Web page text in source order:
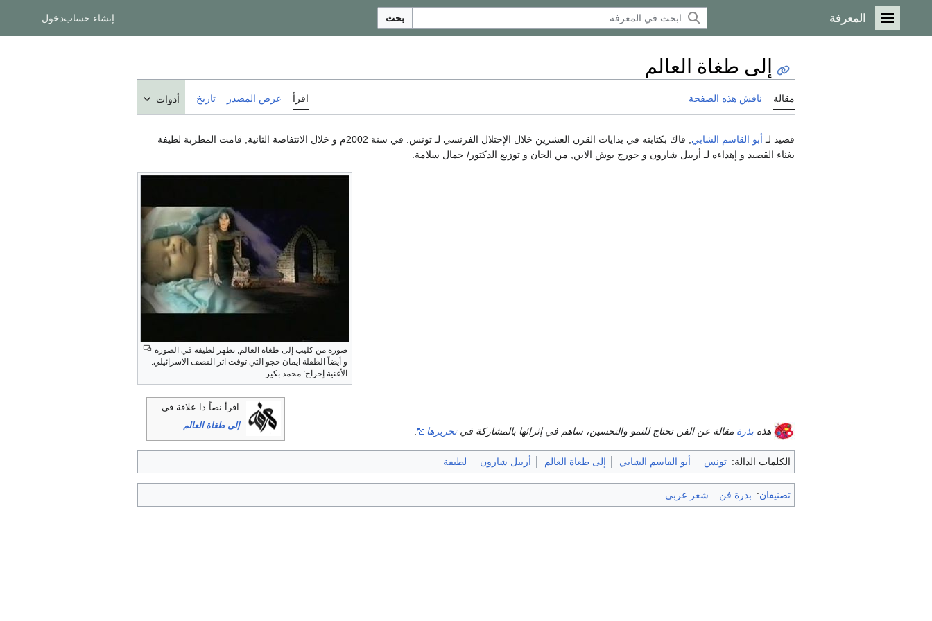
القائمة الرئيسية
المعرفة بحث إنشاء حسابدخول
إلى طغاة العالم
مقالة ناقش هذه الصفحة اقرأ عرض المصدر تاريخ أدوات
قصيد لـ أبو القاسم الشابي
, قاك بكتابته في بدايات القرن العشرين خلال الإحتلال الفرنسي لـ تونس. في سنة 2002م و خلال الانتفاضة الثانية, قامت المطربة لطيفة
بغناء القصيد و إهداءه لـ أرييل شارون و جورج بوش الابن, من الحان و توزيع الدكتور/ جمال سلامة.
صورة من كليب إلى طغاة العالم, تظهر لطيفه في الصورة
و أيضاً الطفلة ايمان حجو التي توفت اثر القصف الاسرائيلي.
الأغنية إخراج: محمد بكير
اقرأ نصاً ذا علاقة في
إلى طغاة العالم
هذه بذرة مقالة عن الفن تحتاج للنمو والتحسين، ساهم في إثرائها بالمشاركة فيتحريرها .
الكلمات الدالة: تونس أبو القاسم الشابي إلى طغاة العالم أرييل شارون لطيفة
تصنيفان: بذرة فن شعر عربي